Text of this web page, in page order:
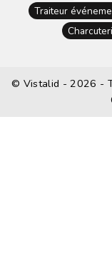
Traiteur
© Vistalid - 2026 -